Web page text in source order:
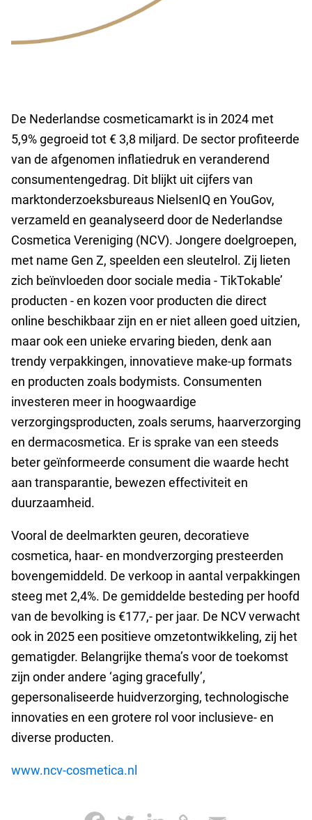
De Nederlandse cosmeticamarkt is in 2024 met
5,9% gegroeid tot € 3,8 miljard. De sector profiteerde
van de afgenomen inflatiedruk en veranderend
consumentengedrag. Dit blijkt uit cijfers van
marktonderzoeksbureaus NielsenIQ en YouGov,
verzameld en geanalyseerd door de Nederlandse
Cosmetica Vereniging (NCV). Jongere doelgroepen,
met name Gen Z, speelden een sleutelrol. Zij lieten
zich beïnvloeden door sociale media - TikTokable’
producten - en kozen voor producten die direct
online beschikbaar zijn en er niet alleen goed uitzien,
maar ook een unieke ervaring bieden, denk aan
trendy verpakkingen, innovatieve make-up formats
en producten zoals bodymists. Consumenten
investeren meer in hoogwaardige
verzorgingsproducten, zoals serums, haarverzorging
en dermacosmetica. Er is sprake van een steeds
beter geïnformeerde consument die waarde hecht
aan transparantie, bewezen effectiviteit en
duurzaamheid.
Vooral de deelmarkten geuren, decoratieve
cosmetica, haar- en mondverzorging presteerden
bovengemiddeld. De verkoop in aantal verpakkingen
steeg met 2,4%. De gemiddelde besteding per hoofd
van de bevolking is €177,- per jaar. De NCV verwacht
ook in 2025 een positieve omzetontwikkeling, zij het
gematigder. Belangrijke thema’s voor de toekomst
zijn onder andere ‘aging gracefully’,
gepersonaliseerde huidverzorging, technologische
innovaties en een grotere rol voor inclusieve- en
diverse producten.
www.ncv-cosmetica.nl